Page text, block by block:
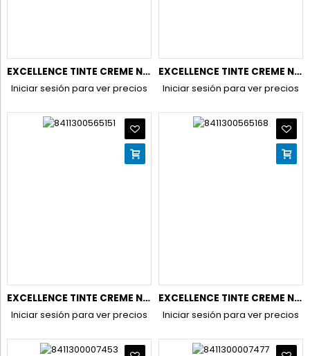
EXCELLENCE TINTE CREME N.8 RUBIO CLARO
Iniciar sesión para ver precios
EXCELLENCE TINTE CREME N.8,1 RUBIO CLARO CENIZA
Iniciar sesión para ver precios
EXCELLENCE TINTE CREME N.9 RUBIO MUY CLARO
Iniciar sesión para ver precios
EXCELLENCE TINTE CREME N.9,1 RUBIO CLARO CLARO CENIZA
Iniciar sesión para ver precios